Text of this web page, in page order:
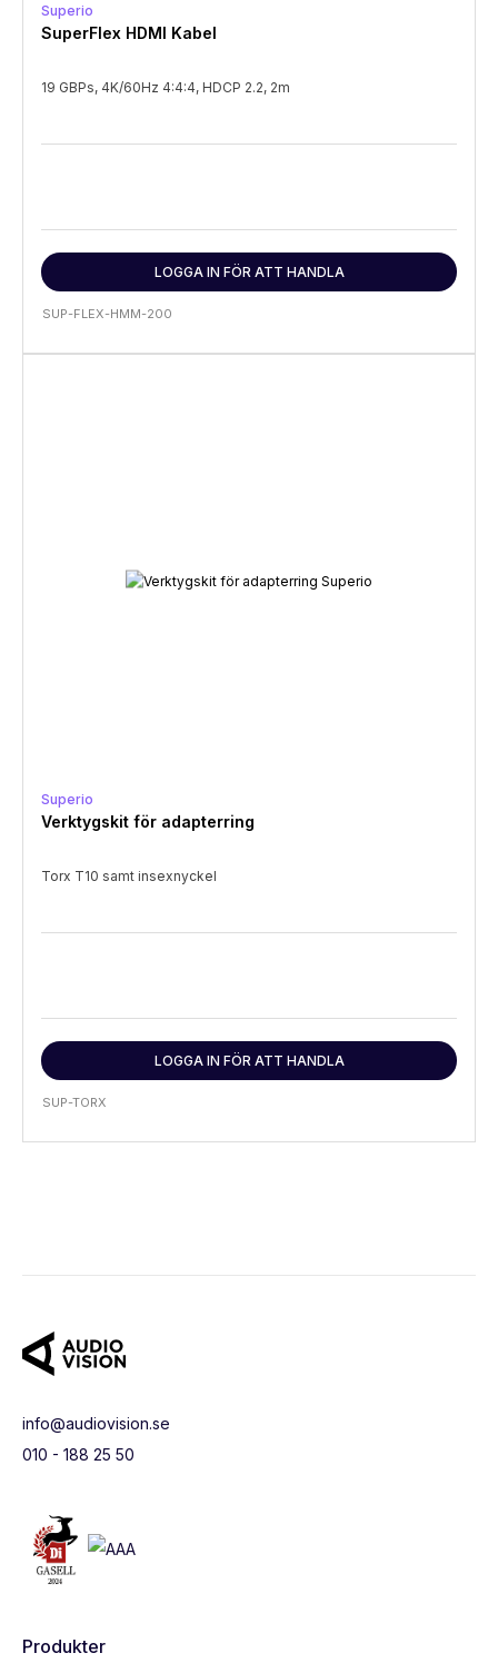
Superio
SuperFlex HDMI Kabel
19 GBPs, 4K/60Hz 4:4:4, HDCP 2.2, 2m
LOGGA IN FÖR ATT HANDLA
SUP-FLEX-HMM-200
Superio
Verktygskit för adapterring
Torx T10 samt insexnyckel
LOGGA IN FÖR ATT HANDLA
SUP-TORX
info@audiovision.se
010 - 188 25 50
Produkter